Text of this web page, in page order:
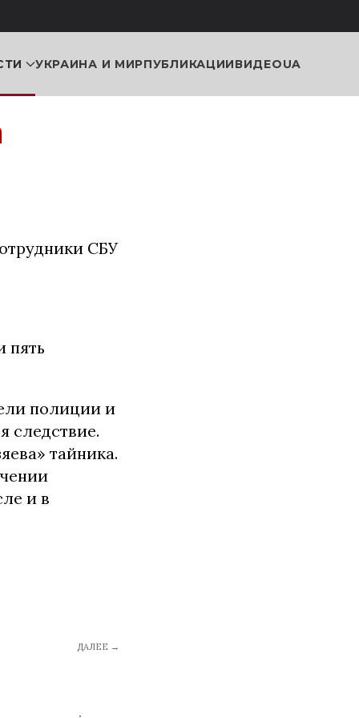
УКРАИНА И МИРПУБЛИКАЦИИВИДЕОUA
СБУ
пять
полиции и
следствие.
тайника.
и в
ДАЛЕЕ →